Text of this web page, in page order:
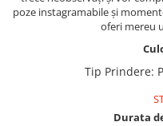
poze instagramabile și
oferi mereu
Tip Prindere:
Durata